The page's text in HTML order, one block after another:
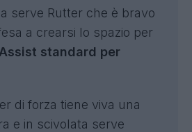
serve Rutter che è bravo
a crearsi lo spazio per
Assist standard per
di forza tiene viva una
e in scivolata serve